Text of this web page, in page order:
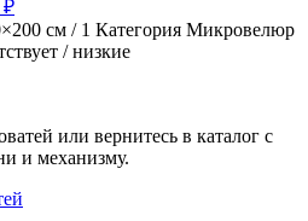
₽
см / 1 Категория Микровелюр
/ низкие
или вернитесь в каталог с
и механизму.